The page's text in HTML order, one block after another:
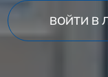
ВОЙТИ В